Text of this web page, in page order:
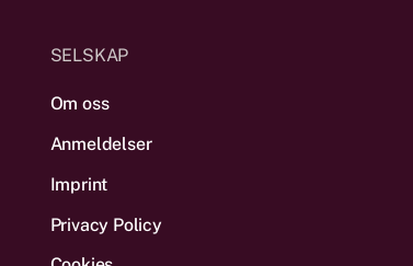
SELSKAP
Om oss
Anmeldelser
Imprint
Privacy Policy